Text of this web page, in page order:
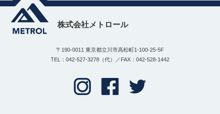
株式会社メトロール
〒190-0011 東京都立川市高松町1-100-25-5F
TEL：042-527-3278（代）／FAX：042-528-1442